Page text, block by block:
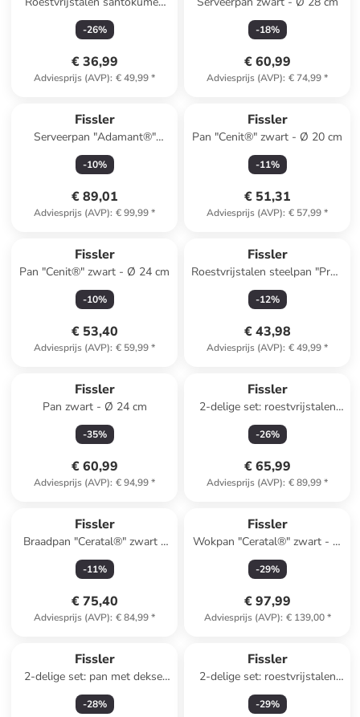
"Essential" - (H)16,5 cm
-26%
€ 36,99
Adviesprijs (AVP): € 49,99*
-18%
€ 60,99
Adviesprijs (AVP): € 74,99*
Fissler
Serveerpan "Adamant®"
zwart - Ø 24 cm
-10%
€ 89,01
Adviesprijs (AVP): € 99,99*
Fissler
Pan "Cenit®" zwart - Ø 20 cm
-11%
€ 51,31
Adviesprijs (AVP): € 57,99*
Fissler
Pan "Cenit®" zwart - Ø 24 cm
-10%
€ 53,40
Adviesprijs (AVP): € 59,99*
Fissler
Roestvrijstalen steelpan "Profi
Collection®" - Ø 14 cm
-12%
€ 43,98
Adviesprijs (AVP): € 49,99*
Fissler
Pan zwart - Ø 24 cm
-35%
€ 60,99
Adviesprijs (AVP): € 94,99*
Fissler
2-delige set: roestvrijstalen
braadpan met deksel "Profi
Collection®" - Ø20 cm
-26%
€ 65,99
Adviesprijs (AVP): € 89,99*
Fissler
Braadpan "Ceratal®" zwart -
Ø 24 cm
-11%
€ 75,40
Adviesprijs (AVP): € 84,99*
Fissler
Wokpan "Ceratal®" zwart - Ø
30 cm
-29%
€ 97,99
Adviesprijs (AVP): € 139,00*
Fissler
2-delige set: pan met deksel
"Profi Collection®" - Ø 16 cm
-28%
Fissler
2-delige set: roestvrijstalen
pan met deksel "Profi
Collection®" - Ø 16 cm
-29%